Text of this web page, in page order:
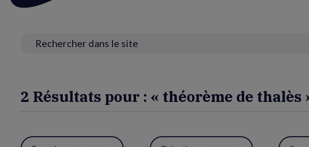
2 Résultats pour : « théorème de thalès
Utiliser